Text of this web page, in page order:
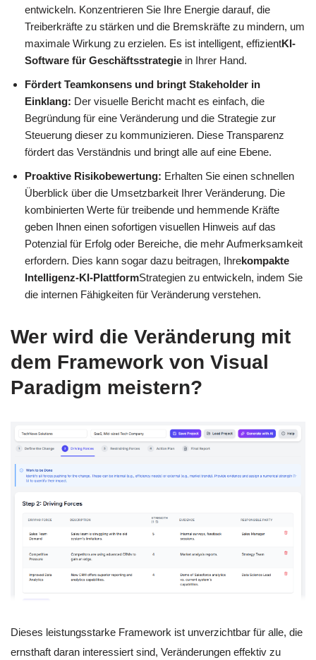
entwickeln. Konzentrieren Sie Ihre Energie darauf, die
Treiberkräfte zu stärken und die Bremskräfte zu mindern, um
maximale Wirkung zu erzielen. Es ist intelligent, effizientKI-
Software für Geschäftsstrategie in Ihrer Hand.
Fördert Teamkonsens und bringt Stakeholder in
Einklang: Der visuelle Bericht macht es einfach, die
Begründung für eine Veränderung und die Strategie zur
Steuerung dieser zu kommunizieren. Diese Transparenz
fördert das Verständnis und bringt alle auf eine Ebene.
Proaktive Risikobewertung: Erhalten Sie einen schnellen
Überblick über die Umsetzbarkeit Ihrer Veränderung. Die
kombinierten Werte für treibende und hemmende Kräfte
geben Ihnen einen sofortigen visuellen Hinweis auf das
Potenzial für Erfolg oder Bereiche, die mehr Aufmerksamkeit
erfordern. Dies kann sogar dazu beitragen, Ihrekompakte
Intelligenz-KI-PlattformStrategien zu entwickeln, indem Sie
die internen Fähigkeiten für Veränderung verstehen.
Wer wird die Veränderung mit
dem Framework von Visual
Paradigm meistern?
Dieses leistungsstarke Framework ist unverzichtbar für alle, die
ernsthaft daran interessiert sind, Veränderungen effektiv zu